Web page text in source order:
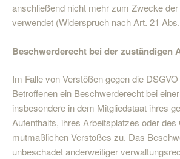
anschließend nicht mehr zum Zwecke
verwendet (Widerspruch nach Art. 21
Beschwerderecht bei der zuständigen
Im Falle von Verstößen gegen die
Betroffenen ein Beschwerderecht bei
insbesondere in dem Mitgliedstaat ihres
Aufenthalts, ihres Arbeitsplatzes oder des
mutmaßlichen Verstoßes zu. Das
unbeschadet anderweitiger